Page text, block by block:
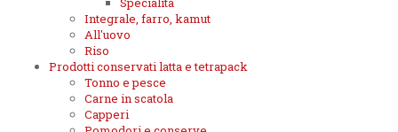
Integrale, farro, kamut
All'uovo
Riso
Prodotti conservati latta e tetrapack
Tonno e pesce
Carne in scatola
Capperi